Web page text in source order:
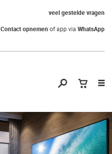
veel gestelde vragen
Contact opnemenof app via WhatsApp